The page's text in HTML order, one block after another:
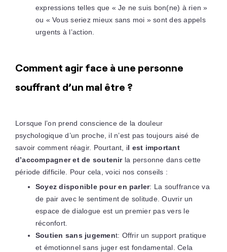
expressions telles que « Je ne suis bon(ne) à rien »
ou « Vous seriez mieux sans moi » sont des appels
urgents à l’action.
Comment agir face à une personne
souffrant d’un mal être ?
Lorsque l’on prend conscience de la douleur
psychologique d’un proche, il n’est pas toujours aisé de
savoir comment réagir. Pourtant, il est important
d’accompagner et de soutenirla personne dans cette
période difficile. Pour cela, voici nos conseils :
Soyez disponible pour en parler: La souffrance va
de pair avec le sentiment de solitude. Ouvrir un
espace de dialogue est un premier pas vers le
réconfort.
Soutien sans jugement: Offrir un support pratique
et émotionnel sans juger est fondamental. Cela